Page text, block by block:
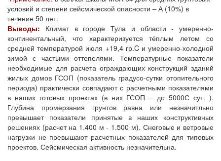
условий и степени сейсмической опасности – А (10%) в
течение 50 лет.
Выводы: Климат в городе Тула и области - умеренно-
континентальный, что характеризуется тёплым летом со
средней температурой июля +19,4 гр.C и умеренно-холодной
зимой с частыми оттепелями. Температурные показатели
необходимые для расчета ограждающих конструкций зданий
жилых домов ГСОП (показатель градусо-сутки отопительного
периода) практически совпадают с расчетными показателями
в наших готовых проектах (в них ГСОП = до 5000С сут. ).
Глубина промерзания грунтов равна или незначитльно
превышает показатели принятые в наших конструктивных
решениях (расчет на 1.400 м - 1.500 м). Снеговые и ветровые
нагрузки не превышают расчетных показателей для типовых
проектов. Сейсмическая активность незначительна.